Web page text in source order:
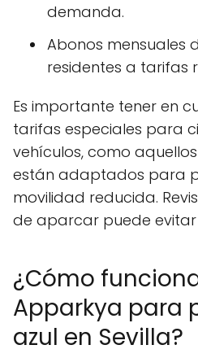
demanda.
Abonos mensuales
residentes a tarifas
Es importante tener en
tarifas especiales para
vehículos, como
están adaptados para
movilidad reducida.
de aparcar puede evitar
¿Cómo
Apparkya para
azul en Sevilla?